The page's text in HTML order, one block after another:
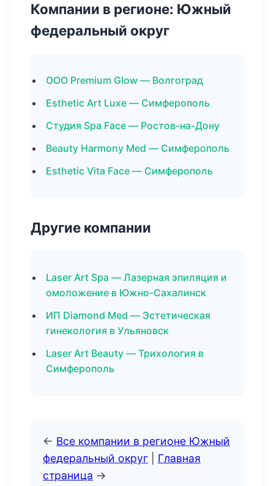
Компании в регионе: Южный
федеральный округ
ООО Premium Glow — Волгоград
Esthetic Art Luxe — Симферополь
Студия Spa Face — Ростов-на-Дону
Beauty Harmony Med — Симферополь
Esthetic Vita Face — Симферополь
Другие компании
Laser Art Spa — Лазерная эпиляция и
омоложение в Южно-Сахалинск
ИП Diamond Med — Эстетическая
гинекология в Ульяновск
Laser Art Beauty — Трихология в
Симферополь
← Все компании в регионе Южный
федеральный округ
Главная
страница →